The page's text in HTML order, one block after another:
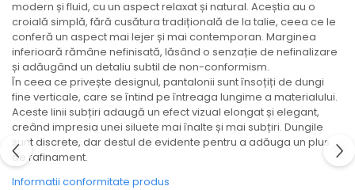
modern și fluid, cu un aspect relaxat și natural. Aceștia au o
croială simplă, fără cusătura tradițională de la talie, ceea ce le
conferă un aspect mai lejer și mai contemporan. Marginea
inferioară rămâne nefinisată, lăsând o senzație de nefinalizare
și adăugând un detaliu subtil de non-conformism.
În ceea ce privește designul, pantalonii sunt însoțiți de dungi
fine verticale, care se întind pe întreaga lungime a materialului.
Aceste linii subțiri adaugă un efect vizual elongat și elegant,
creând impresia unei siluete mai înalte și mai subțiri. Dungile
sunt discrete, dar destul de evidente pentru a adăuga un plus
de rafinament.
Informatii conformitate produs